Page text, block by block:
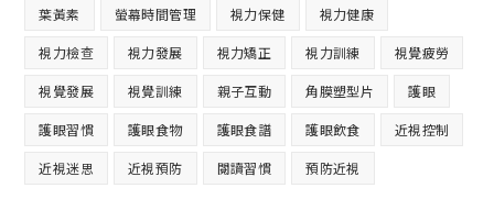
葉黃素 螢幕時間管理 視力保健 視力健康
視力檢查 視力發展 視力矯正 視力訓練 視覺疲勞
視覺發展 視覺訓練 親子互動 角膜塑型片 護眼
護眼習慣 護眼食物 護眼食譜 護眼飲食 近視控制
近視迷思 近視預防 閱讀習慣 預防近視